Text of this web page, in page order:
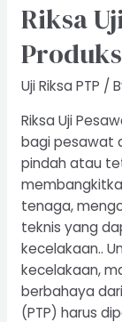
Riksa
Uji Riksa PTP /
Riksa Uji
bagi pesawat
pindah atau
tenaga,
teknis yang
kecelakaan..
kecelakaan,
berbahaya
(PTP) harus